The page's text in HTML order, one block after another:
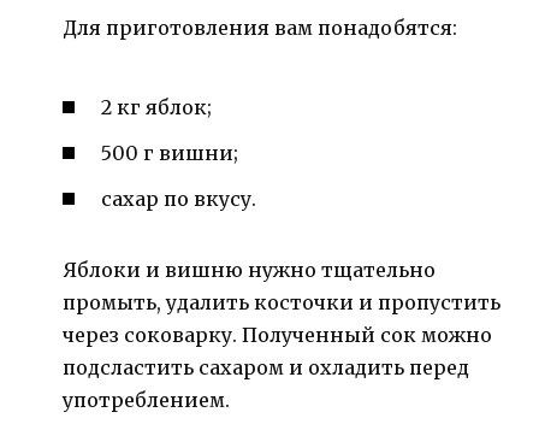
Для приготовления вам понадобятся:
2 кг яблок;
500 г вишни;
сахар по вкусу.
Яблоки и вишню нужно тщательно
промыть, удалить косточки и пропустить
через соковарку. Полученный сок можно
подсластить сахаром и охладить перед
употреблением.